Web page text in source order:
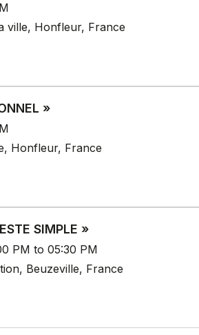
ville, Honfleur, France
»
Honfleur, France
SIMPLE »
PM to 05:30 PM
Beuzeville, France